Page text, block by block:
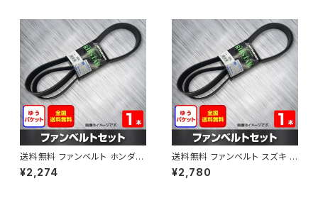
送料無料 ファンベルト ホンダ フ
ィット 型式GE6 H19.10～H25.
09 （国内トップメーカー） 1本 H
¥2,274
送料無料 ファンベルト スズキ ス
ペーシア 型式MK32S H25.03
～H30.02 （国内トップメーカ
¥2,780